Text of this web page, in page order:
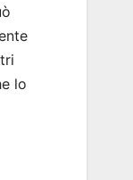
lo